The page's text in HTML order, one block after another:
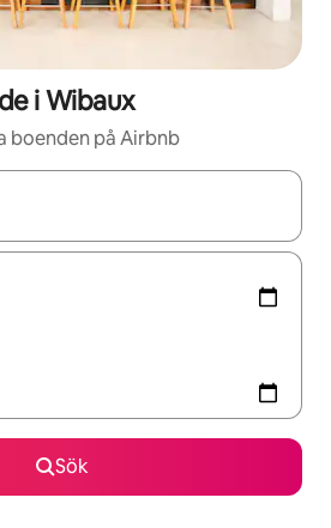
i Wibaux
boenden på Airbnb
kan du navigera med upp- och
Sök